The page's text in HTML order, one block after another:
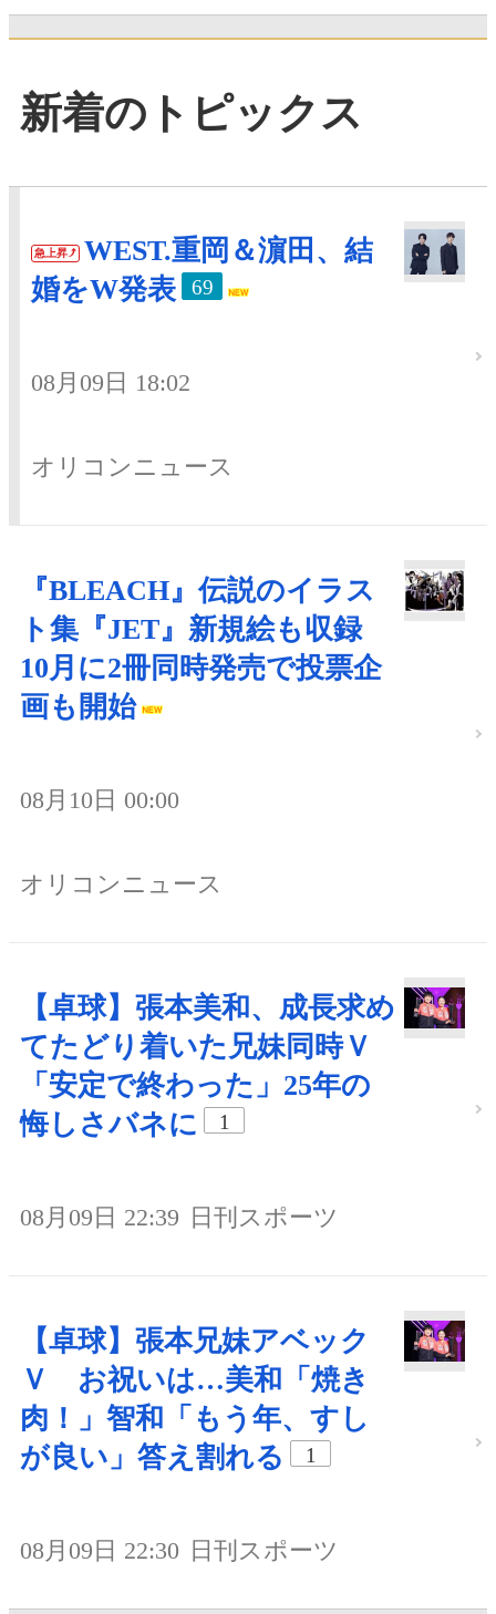
新着のトピックス
急上昇
WEST.重岡＆濵田、結
婚をW発表
69
08月09日 18:02
オリコンニュース
『BLEACH』伝説のイラス
ト集『JET』新規絵も収録
10月に2冊同時発売で投票企
画も開始
08月10日 00:00
オリコンニュース
【卓球】張本美和、成長求め
てたどり着いた兄妹同時Ｖ
「安定で終わった」25年の
悔しさバネに
1
08月09日 22:39 日刊スポーツ
【卓球】張本兄妹アベック
Ｖ お祝いは…美和「焼き
肉！」智和「もう年、すし
が良い」答え割れる
1
08月09日 22:30 日刊スポーツ